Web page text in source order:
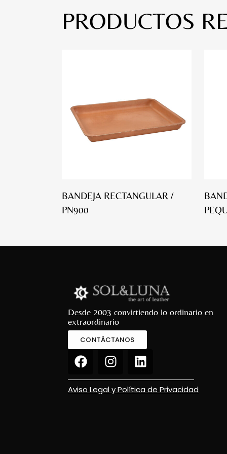
PRODUCTOS
BANDEJA RECTANGULAR /
PN900
Desde 2003 convirtiendo lo ordinario en
extraordinario
CONTÁCTANOS
Aviso Legal y Política de Privacidad